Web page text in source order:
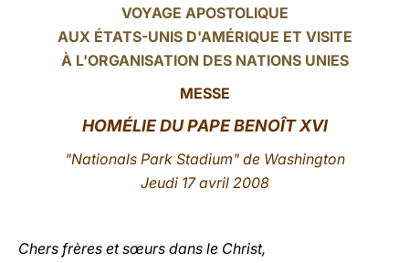
中文
LATINE
VOYAGE APOSTOLIQUE
AUX ÉTATS-UNIS D'AMÉRIQUE ET VISITE
À L'ORGANISATION DES NATIONS UNIES
MESSE
HOMÉLIE DU PAPE BENOÎT XVI
"Nationals Park Stadium" de Washington
Jeudi 17 avril 2008
Chers frères et sœurs dans le Christ,